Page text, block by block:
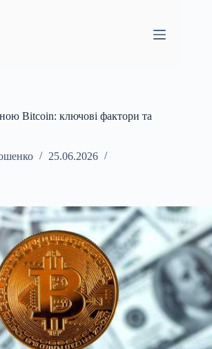
Bitcoin: ключові фактори та
25.06.2026